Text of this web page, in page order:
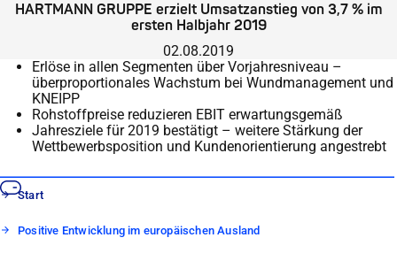
HARTMANN GRUPPE erzielt Umsatzanstieg von 3,7 % im
ersten Halbjahr 2019
02.08.2019
Erlöse in allen Segmenten über Vorjahresniveau –
überproportionales Wachstum bei Wundmanagement und
KNEIPP
Rohstoffpreise reduzieren EBIT erwartungsgemäß
Jahresziele für 2019 bestätigt – weitere Stärkung der
Wettbewerbsposition und Kundenorientierung angestrebt
Start
Positive Entwicklung im europäischen Ausland